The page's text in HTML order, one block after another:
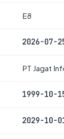
E8
2026-07-
PT Jagat
1999-10-
2029-10-